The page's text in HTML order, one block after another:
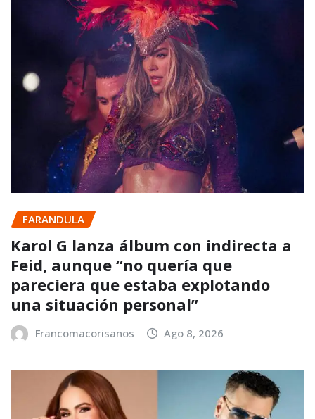
FARANDULA
Karol G lanza álbum con indirecta a
Feid, aunque “no quería que
pareciera que estaba explotando
una situación personal”
Francomacorisanos Ago 8, 2026